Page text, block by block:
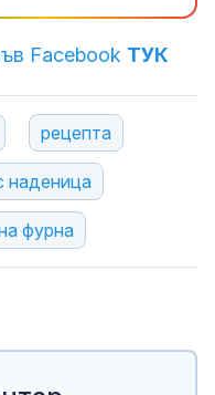
Facebook ТУК
рецепта
наденица
фурна